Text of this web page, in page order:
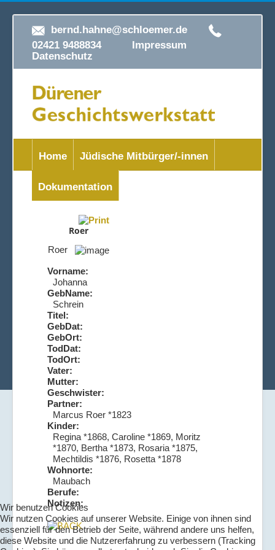
bernd.hahne@schloemer.de
02421 9488834 Impressum
Datenschutz
Home Jüdische Mitbürger/-innen
Dokumentation
Roer
Roer
Vorname:
Johanna
GebName:
Schrein
Titel:
GebDat:
GebOrt:
TodDat:
TodOrt:
Vater:
Mutter:
Geschwister:
Partner:
Marcus Roer *1823
Kinder:
Regina *1868, Caroline *1869, Moritz
*1870, Bertha *1873, Rosaria *1875,
Mechtildis *1876, Rosetta *1878
Wohnorte:
Maubach
Berufe:
Notizen:
Wir benutzen Cookies
Wir nutzen Cookies auf unserer Website. Einige von ihnen sind
essenziell für den Betrieb der Seite, während andere uns helfen,
diese Website und die Nutzererfahrung zu verbessern (Tracking